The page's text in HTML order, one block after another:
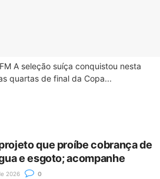
A seleção suíça conquistou nesta
quartas de final da Copa...
que proíbe cobrança de
e esgoto; acompanhe
2026 0